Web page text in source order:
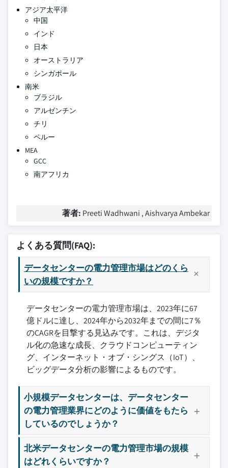
アジア太平洋
中国
インド
日本
オーストラリア
シンガポール
南米
ブラジル
アルゼンチン
チリ
ペルー
MEA
GCC
南アフリカ
著者: Preeti Wadhwani , Aishvarya Ambekar
よくある質問(FAQ):
データセンターの電力管理市場はどのくら
いの規模ですか？
データセンターの電力管理市場は、2023年に67
億ドルに達し、2024年から2032年までの間に7％
のCAGRを目撃する見込みです。これは、デジタ
ル化の急速な成長、クラウドコンピューティン
グ、インターネット・オブ・シングス（IoT）、
ビッグデータ分析の影響によるものです。
小規模データセンターは、データセンター
の電力管理業界にどのように価値をもたら
しているのでしょうか？
北米データセンターの電力管理市場の規模
はどれくらいですか？